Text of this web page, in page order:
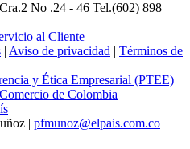
No .24 - 46 Tel.(602) 898
al Cliente
| Aviso de privacidad | Términos de
y Ética Empresarial (PTEE)
de Colombia |
| pfmunoz@elpais.com.co